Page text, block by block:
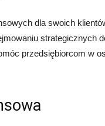
dla swoich
strategicznych
przedsiębiorcom w